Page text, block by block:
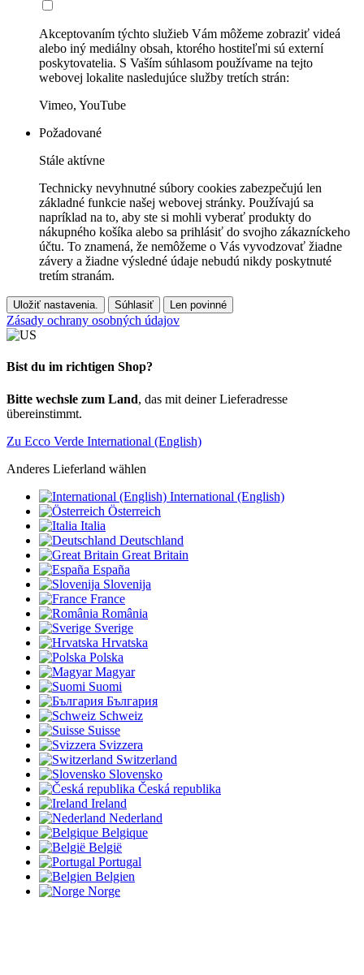
Akceptovaním týchto služieb Vám môžeme zobraziť videá
alebo iný mediálny obsah, ktorého hostiteľmi sú externí
poskytovatelia. S Vaším súhlasom používame na tejto
webovej lokalite nasledujúce služby tretích strán:
Vimeo, YouTube
Požadované
Stále aktívne
Technicky nevyhnutné súbory cookies zabezpečujú len
základné funkcie našej webovej stránky. Používajú sa
napríklad na to, aby ste si mohli vyberať produkty do
nákupného košíka alebo sa prihlásiť do svojho zákazníckeho
účtu. To znamená, že nemôžeme o Vás vyvodzovať žiadne
závery a žiadne výsledné údaje nebudú nikdy poskytnuté
tretím stranám.
Uložiť nastavenia. Súhlasiť Len povinné
Zásady ochrany osobných údajov
Bist du im richtigen Shop?
Bitte wechsle zum Land, das mit deiner Lieferadresse
übereinstimmt.
Zu Ecco Verde International (English)
Anderes Lieferland wählen
International (English)
Österreich
Italia
Deutschland
Great Britain
España
Slovenija
France
România
Sverige
Hrvatska
Polska
Magyar
Suomi
България
Schweiz
Suisse
Svizzera
Switzerland
Slovensko
Česká republika
Ireland
Nederland
Belgique
België
Portugal
Belgien
Norge